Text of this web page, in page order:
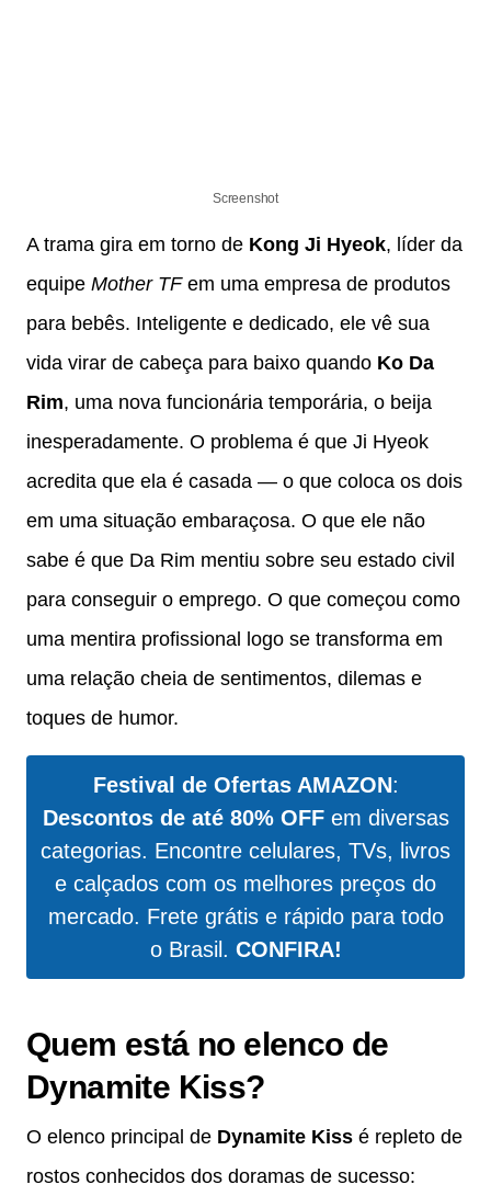
Screenshot
A trama gira em torno de Kong Ji Hyeok, líder da
equipe Mother TFem uma empresa de produtos
para bebês. Inteligente e dedicado, ele vê sua
vida virar de cabeça para baixo quando Ko Da
Rim, uma nova funcionária temporária, o beija
inesperadamente. O problema é que Ji Hyeok
acredita que ela é casada — o que coloca os dois
em uma situação embaraçosa. O que ele não
sabe é que Da Rim mentiu sobre seu estado civil
para conseguir o emprego. O que começou como
uma mentira profissional logo se transforma em
uma relação cheia de sentimentos, dilemas e
toques de humor.
Festival de Ofertas AMAZON:
Descontos de até 80% OFFem diversas
categorias. Encontre celulares, TVs, livros
e calçados com os melhores preços do
mercado. Frete grátis e rápido para todo
o Brasil. CONFIRA!
Quem está no elenco de
Dynamite Kiss?
O elenco principal de Dynamite Kiss é repleto de
rostos conhecidos dos doramas de sucesso: